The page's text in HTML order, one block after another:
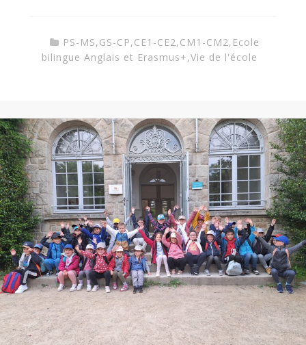
PS-MS,GS-CP,CE1-CE2,CM1-CM2, Ecole
bilingue Anglais et Erasmus+,Vie de l'école